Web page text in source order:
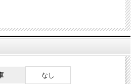
のキャンセル・返品・ご注文内容の変更・お支払い
い。
怪 蛇神 退魔の剣 ペーパーナイフ【11月上旬～順次
立体彩色 ギミック付き
なし